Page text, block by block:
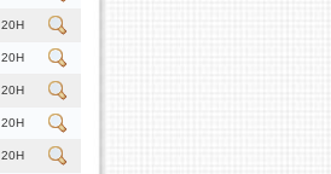
20H
20H
20H
20H
20H